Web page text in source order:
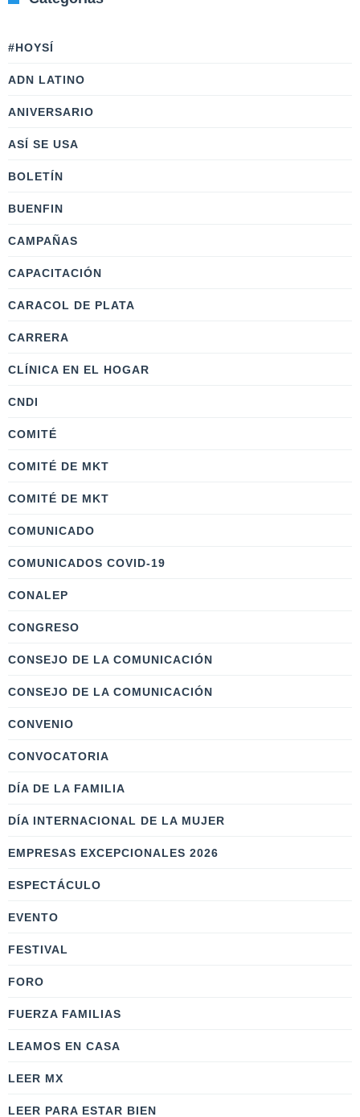
#HOYSÍ
ADN LATINO
ANIVERSARIO
ASÍ SE USA
BOLETÍN
BUENFIN
CAMPAÑAS
CAPACITACIÓN
CARACOL DE PLATA
CARRERA
CLÍNICA EN EL HOGAR
CNDI
COMITÉ
COMITÉ DE MKT
COMITÉ DE MKT
COMUNICADO
COMUNICADOS COVID-19
CONALEP
CONGRESO
CONSEJO DE LA COMUNICACIÓN
CONSEJO DE LA COMUNICACIÓN
CONVENIO
CONVOCATORIA
DÍA DE LA FAMILIA
DÍA INTERNACIONAL DE LA MUJER
EMPRESAS EXCEPCIONALES 2026
ESPECTÁCULO
EVENTO
FESTIVAL
FORO
FUERZA FAMILIAS
LEAMOS EN CASA
LEER MX
LEER PARA ESTAR BIEN